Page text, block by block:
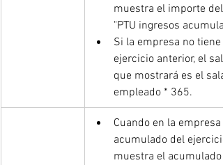
muestra el importe
"PTU ingresos
Si la empresa no
ejercicio anterior, el
que mostrará es el
empleado * 365.
Cuando en la empresa
acumulado del
muestra el acumulado